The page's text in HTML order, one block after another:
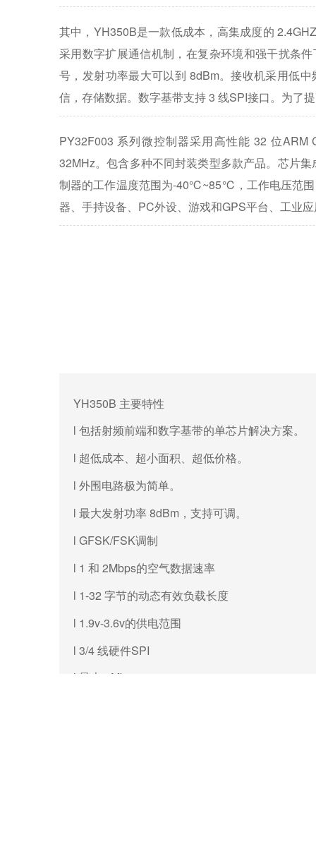
其中，YH350B是一款低成本，高集成度的
采用数字扩展通信机制，在复杂环境和强干扰条
号，发射功率最大可以到 8dBm。接收机采用低
信，存储数据。数字基带支持 3 线SPI接口。为了
PY32F003 系列微控制器采用高性能 32 位ARM
32MHz。包含多种不同封装类型多款产品。芯片
制器的工作温度范围为-40℃~85℃，工作电压范
器、手持设备、 PC外设、游戏和GPS平台、工业
YH350B 主要特性
l 包括射频前端和数字基带的单芯片解决方案。
l 超低成本、超小面积、超低价格。
l 外围电路极为简单。
l 最大发射功率 8dBm ，支持可调。
l GFSK/FSK调制
l 1 和 2Mbps的空气数据速率
l 1-32 字节的动态有效负载长度
l 1.9v-3.6v的供电范围
l 3/4 线硬件SPI
l 最大 8Mbps